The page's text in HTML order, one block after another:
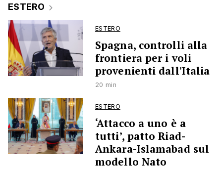
ESTERO
ESTERO
Spagna, controlli alla
frontiera per i voli
provenienti dall'Italia
20 min
ESTERO
‘Attacco a uno è a
tutti’, patto Riad-
Ankara-Islamabad sul
modello Nato